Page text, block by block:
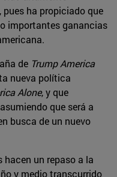
ha propiciado que
importantes ganancias
de Trump America
nueva política
Alone, y que
que será a
busca de un nuevo
hacen un repaso a la
y medio transcurrido